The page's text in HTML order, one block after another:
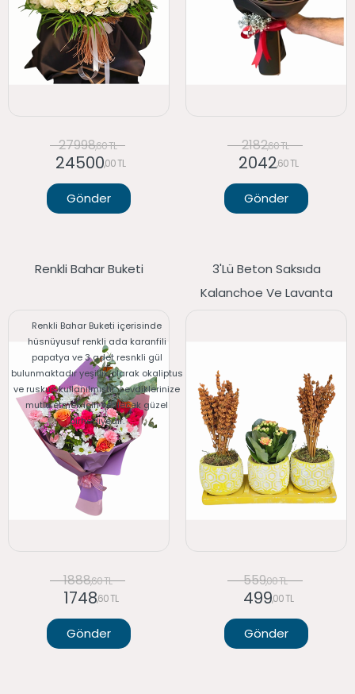
27998,60 TL
24500,00 TL
Gönder
2182,60 TL
2042,60 TL
Gönder
Renkli Bahar Buketi
Renkli Bahar Buketi içerisinde
hüsnüyusuf renkli ada karanfili
papatya ve 3 adet resnkli gül
bulunmaktadır yeşillik olarak okaliptus
ve ruskus kullanılmıştır. sevdiklerinize
mutlu etmek için verilecek güzel
birhediyedir.
1888,60 TL
1748,60 TL
Gönder
3'lü Beton Saksıda
Kalanchoe Ve Lavanta
559,00 TL
499,00 TL
Gönder